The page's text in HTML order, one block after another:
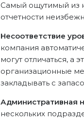
Самый ощутимый из
отчетности
Несоответствие
компания
могут отличаться,
организационные
закладывать с
Административная
нескольких